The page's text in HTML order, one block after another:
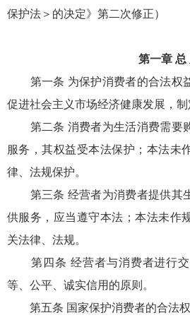
保护法＞的决定》第二次修正）
第一章 总
第一条 为保护消费者的合法权益
促进社会主义市场经济健康发展，制
第二条 消费者为生活消费需要
服务，其权益受本法保护；本法未
律、法规保护。
第三条 经营者为消费者提供其
供服务，应当遵守本法；本法未作
关法律、法规。
第四条 经营者与消费者进行交
等、公平、诚实信用的原则。
第五条 国家保护消费者的合法权